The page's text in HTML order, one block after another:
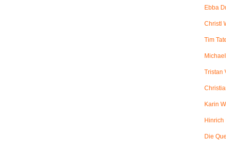
Ebba
Christl
Tim
Tristan
Karin
Hinrich
Die